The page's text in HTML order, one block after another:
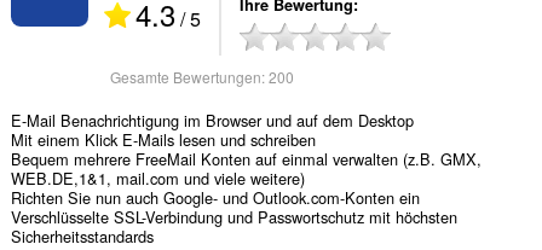
4.3 / 5
Gesamte Bewertungen:200
E-Mail Benachrichtigung im Browser und auf dem Desktop
Mit einem Klick E-Mails lesen und schreiben
Bequem mehrere FreeMail Konten auf einmal verwalten (z.B. GMX,
WEB.DE,1&1, mail.com und viele weitere)
Richten Sie nun auch Google- und Outlook.com-Konten ein
Verschlüsselte SSL-Verbindung und Passwortschutz mit höchsten
Sicherheitsstandards